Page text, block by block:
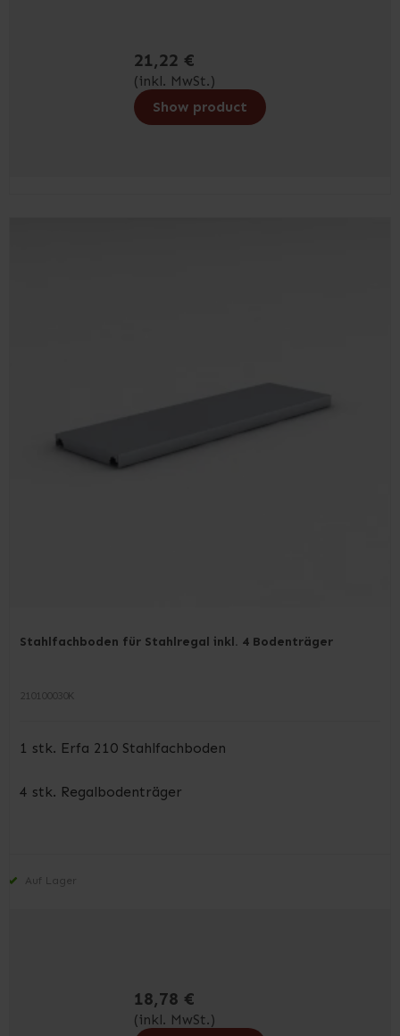
21,22 €
(inkl. MwSt.)
Show product
Stahlfachboden für Stahlregal inkl. 4 Bodenträger
210100030K
1 stk. Erfa 210 Stahlfachboden
4 stk. Regalbodenträger
Auf Lager
18,78 €
(inkl. MwSt.)